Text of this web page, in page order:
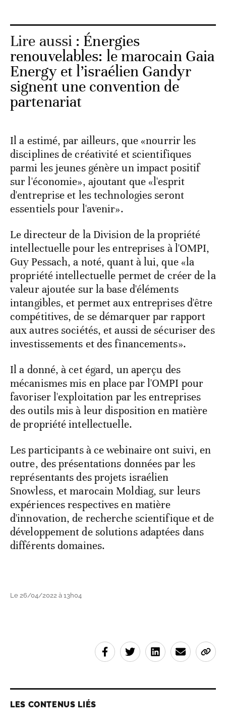
Lire aussi : Énergies
renouvelables: le marocain Gaia
Energy et l’israélien Gandyr
signent une convention de
partenariat
Il a estimé, par ailleurs, que «nourrir les
disciplines de créativité et scientifiques
parmi les jeunes génère un impact positif
sur l'économie», ajoutant que «l'esprit
d'entreprise et les technologies seront
essentiels pour l'avenir».
Le directeur de la Division de la propriété
intellectuelle pour les entreprises à l'OMPI,
Guy Pessach, a noté, quant à lui, que «la
propriété intellectuelle permet de créer de la
valeur ajoutée sur la base d'éléments
intangibles, et permet aux entreprises d'être
compétitives, de se démarquer par rapport
aux autres sociétés, et aussi de sécuriser des
investissements et des financements».
Il a donné, à cet égard, un aperçu des
mécanismes mis en place par l'OMPI pour
favoriser l'exploitation par les entreprises
des outils mis à leur disposition en matière
de propriété intellectuelle.
Les participants à ce webinaire ont suivi, en
outre, des présentations données par les
représentants des projets israélien
Snowless, et marocain Moldiag, sur leurs
expériences respectives en matière
d'innovation, de recherche scientifique et de
développement de solutions adaptées dans
différents domaines.
Le 26/04/2022 à 13h04
LES CONTENUS LIÉS